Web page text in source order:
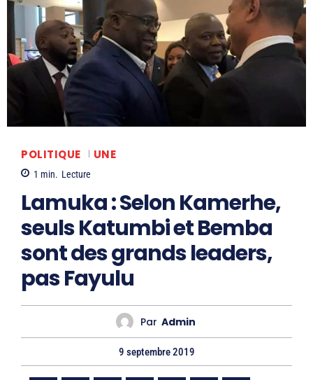
POLITIQUE UNE
1 min. Lecture
Lamuka : Selon Kamerhe,
seuls Katumbi et Bemba
sont des grands leaders,
pas Fayulu
Par Admin
9 septembre 2019